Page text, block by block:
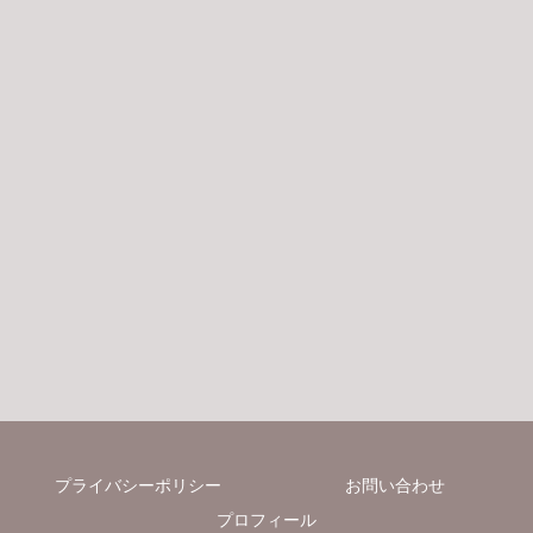
プライバシーポリシー
お問い合わせ
プロフィール